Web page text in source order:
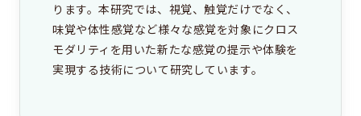
ります。本研究では、視覚、触覚だけでなく、
味覚や体性感覚など様々な感覚を対象にクロス
モダリティを用いた新たな感覚の提示や体験を
実現する技術について研究しています。